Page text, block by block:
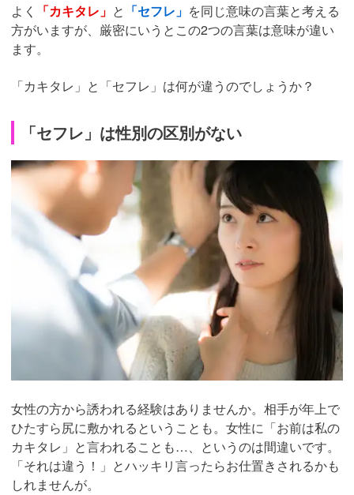
よく 「カキタレ」 と 「セフレ」 を同じ意味の言葉と考える
方がいますが、厳密にいうとこの2つの言葉は意味が違い
ます。
「カキタレ」と「セフレ」は何が違うのでしょうか？
「セフレ」は性別の区別がない
女性の方から誘われる経験はありませんか。相手が年上で
ひたすら尻に敷かれるということも。女性に「お前は私の
カキタレ」と言われることも…、というのは間違いです。
「それは違う！」とハッキリ言ったらお仕置きされるかも
しれませんが。